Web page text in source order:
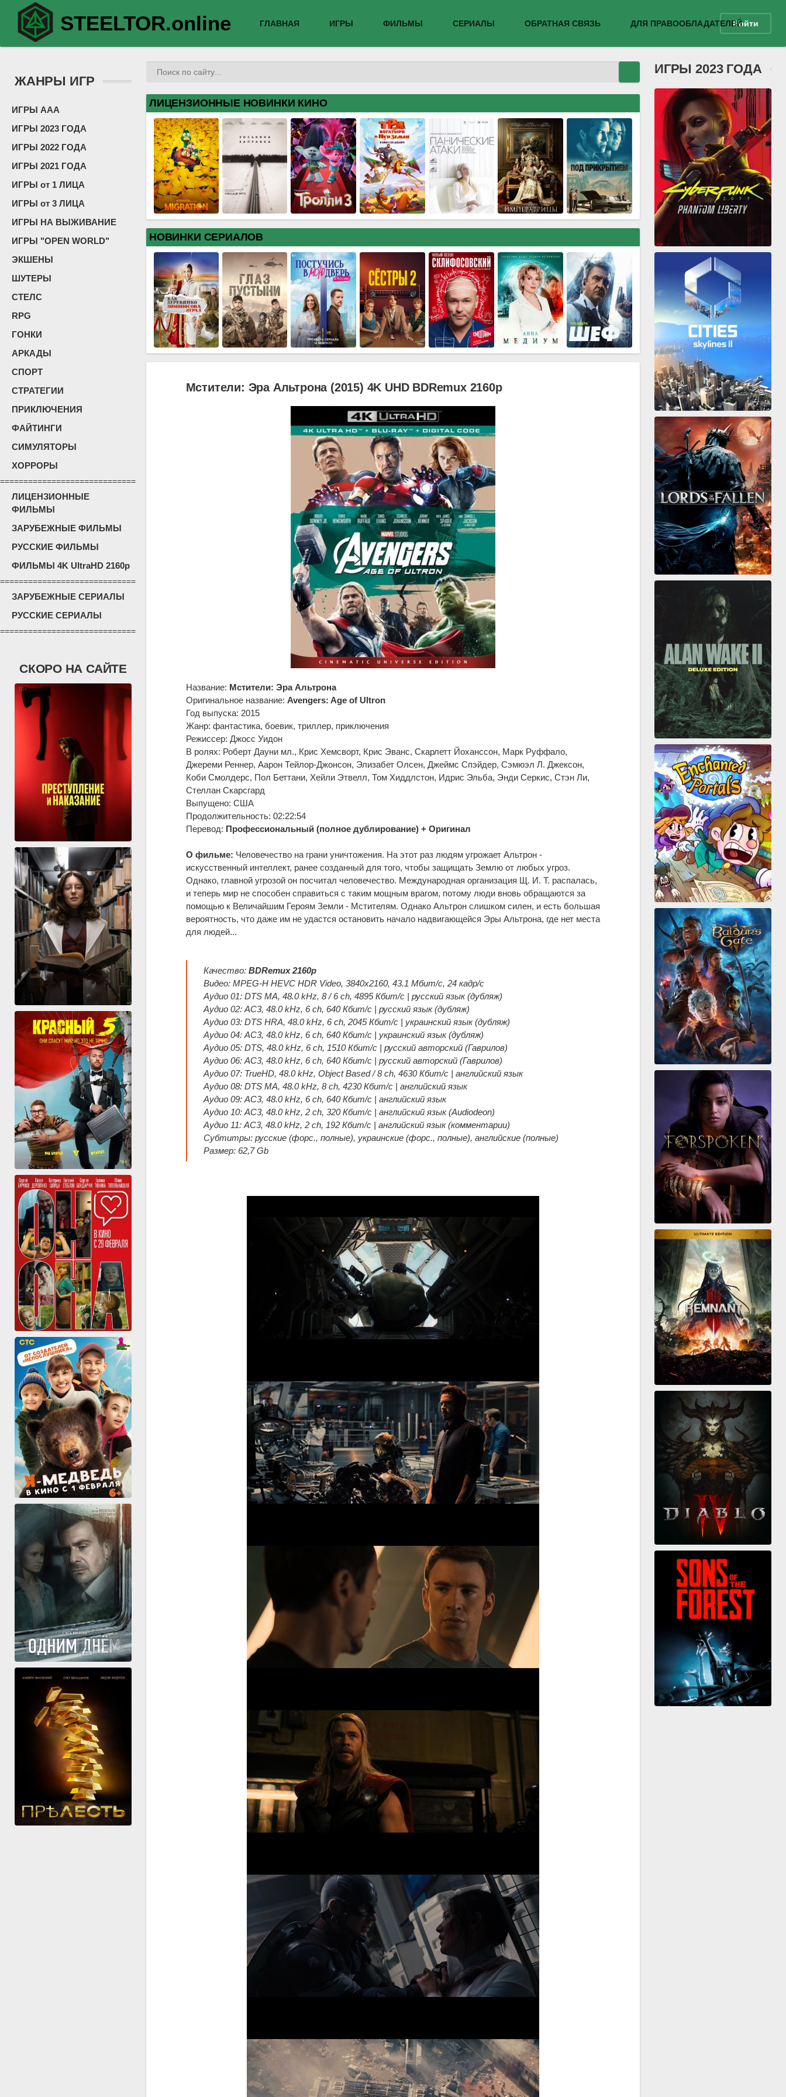
STEELTOR.online ГЛАВНАЯ ИГРЫ ФИЛЬМЫ СЕРИАЛЫ ОБРАТНАЯ СВЯЗЬ ДЛЯ ПРАВООБЛАДАТЕЛЕЙВойти
ЖАНРЫ ИГР
ИГРЫ ААА
ИГРЫ 2023 ГОДА
ИГРЫ 2022 ГОДА
ИГРЫ 2021 ГОДА
ИГРЫ от 1 ЛИЦА
ИГРЫ от 3 ЛИЦА
ИГРЫ НА ВЫЖИВАНИЕ
ИГРЫ "OPEN WORLD"
ЭКШЕНЫ
ШУТЕРЫ
СТЕЛС
RPG
ГОНКИ
АРКАДЫ
СПОРТ
СТРАТЕГИИ
ПРИКЛЮЧЕНИЯ
ФАЙТИНГИ
СИМУЛЯТОРЫ
ХОРРОРЫ
=============================
ЛИЦЕНЗИОННЫЕ
ФИЛЬМЫ
ЗАРУБЕЖНЫЕ ФИЛЬМЫ
РУССКИЕ ФИЛЬМЫ
ФИЛЬМЫ 4K UltraHD 2160p
=============================
ЗАРУБЕЖНЫЕ СЕРИАЛЫ
РУССКИЕ СЕРИАЛЫ
=============================
СКОРО НА САЙТЕ
ЛИЦЕНЗИОННЫЕ НОВИНКИ КИНО
НОВИНКИ СЕРИАЛОВ
Мстители: Эра Альтрона (2015) 4K UHD BDRemux 2160p
Название: Мстители: Эра Альтрона
Оригинальное название: Avengers: Age of Ultron
Год выпуска: 2015
Жанр: фантастика, боевик, триллер, приключения
Режиссер: Джосс Уидон
В ролях: Роберт Дауни мл., Крис Хемсворт, Крис Эванс, Скарлетт Йоханссон, Марк Руффало,
Джереми Реннер, Аарон Тейлор-Джонсон, Элизабет Олсен, Джеймс Спэйдер, Сэмюэл Л. Джексон,
Коби Смолдерс, Пол Беттани, Хейли Этвелл, Том Хиддлстон, Идрис Эльба, Энди Серкис, Стэн Ли,
Стеллан Скарсгард
Выпущено: США
Продолжительность: 02:22:54
Перевод: Профессиональный (полное дублирование) + Оригинал
О фильме: Человечество на грани уничтожения. На этот раз людям угрожает Альтрон -
искусственный интеллект, ранее созданный для того, чтобы защищать Землю от любых угроз.
Однако, главной угрозой он посчитал человечество. Международная организация Щ. И. Т. распалась,
и теперь мир не способен справиться с таким мощным врагом, потому люди вновь обращаются за
помощью к Величайшим Героям Земли - Мстителям. Однако Альтрон слишком силен, и есть большая
вероятность, что даже им не удастся остановить начало надвигающейся Эры Альтрона, где нет места
для людей...
Качество: BDRemux 2160p
Видео: MPEG-H HEVC HDR Video, 3840x2160, 43.1 Мбит/с, 24 кадр/с
Аудио 01: DTS MA, 48.0 kHz, 8 / 6 ch, 4895 Кбит/с | русский язык (дубляж)
Аудио 02: AC3, 48.0 kHz, 6 ch, 640 Кбит/с | русский язык (дубляж)
Аудио 03: DTS HRA, 48.0 kHz, 6 ch, 2045 Кбит/с | украинский язык (дубляж)
Аудио 04: AC3, 48.0 kHz, 6 ch, 640 Кбит/с | украинский язык (дубляж)
Аудио 05: DTS, 48.0 kHz, 6 ch, 1510 Кбит/с | русский авторский (Гаврилов)
Аудио 06: AC3, 48.0 kHz, 6 ch, 640 Кбит/с | русский авторский (Гаврилов)
Аудио 07: TrueHD, 48.0 kHz, Object Based / 8 ch, 4630 Кбит/с | английский язык
Аудио 08: DTS MA, 48.0 kHz, 8 ch, 4230 Кбит/с | английский язык
Аудио 09: AC3, 48.0 kHz, 6 ch, 640 Кбит/с | английский язык
Аудио 10: AC3, 48.0 kHz, 2 ch, 320 Кбит/с | английский язык (Audiodeon)
Аудио 11: AC3, 48.0 kHz, 2 ch, 192 Кбит/с | английский язык (комментарии)
Субтитры: русские (форс., полные), украинские (форс., полные), английские (полные)
Размер: 62,7 Gb
ИГРЫ 2023 ГОДА